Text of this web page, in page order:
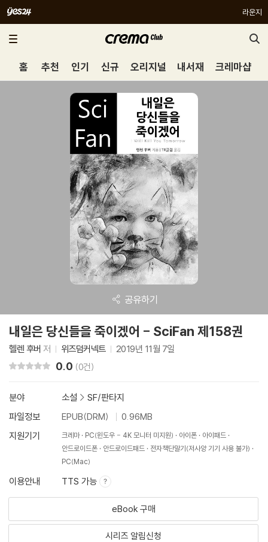
라운지
홈 추천 인기 신규 오리지널 내서재 크레마샵
공유하기
내일은 당신들을 죽이겠어 - SciFan 제158권
헬렌 후버 저 위즈덤커넥트 2019년 11월 7일
0.0 (0건)
분야 소설 > SF/판타지
파일정보
EPUB(DRM)
0.96MB
지원기기
크레마 PC(윈도우 - 4K 모니터 미지원) 아이폰
아이패드
안드로이드폰
안드로이드패드
전자책단말기(저사양 기기 사용 불가)
PC(Mac)
이용안내 TTS 가능
eBook 구매
시리즈 알림신청